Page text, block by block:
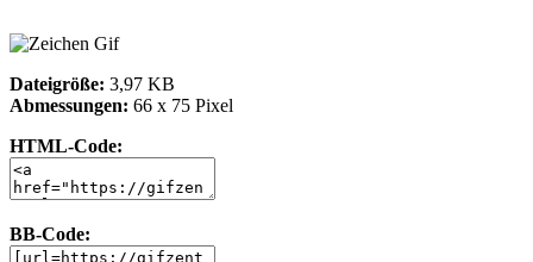
Dateigröße: 3,97 KB
Abmessungen: 66 x 75 Pixel
HTML-Code:
BB-Code: